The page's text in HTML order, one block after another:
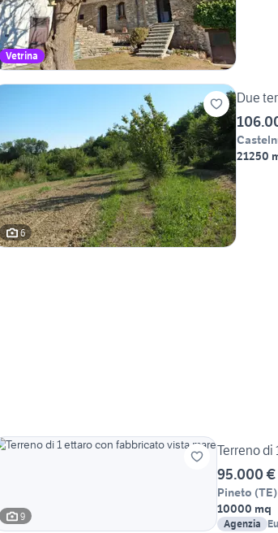
Vetrina
6
Due
21250
9
Terreno di
95.000 €
Pineto (TE)
10000 mq
Agenzia